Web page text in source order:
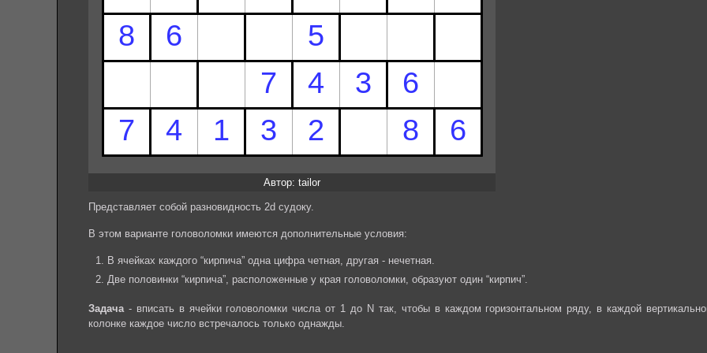
Автор: tailor
Представляет собой разновидность 2d судоку.
В этом варианте головоломки имеются дополнительные условия:
В ячейках каждого “кирпича” одна цифра четная, другая - нечетная.
Две половинки “кирпича”, расположенные у края головоломки, образуют один “кирпич”.
Задача- вписать в ячейки головоломки числа от 1 до N так, чтобы в каждом горизонтальном ряду, в каждой
колонке каждое число встречалось только однажды.